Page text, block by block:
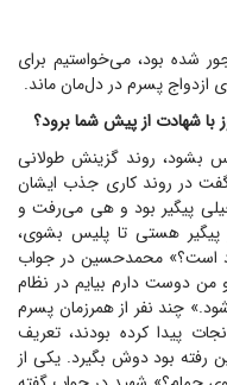
شده بود، می‌خواستیم برای
پسرم در دل‌مان ماند.
شهادت از پیش شما برود؟
بشود، روند گزینش طولانی
در روند کاری جذب ایشان
پیگیر بود و هی می‌رفت و
هستی تا پلیس بشوی،
است؟» محمد‌حسین در جواب
دوست دارم بیایم در نظام
چند نفر از همرزمان پسرم
پیدا کرده بودند، تعریف
بود دوش بگیرد. یکی از